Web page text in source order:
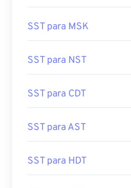
SST para MSK
SST para NST
SST para CDT
SST para AST
SST para HDT